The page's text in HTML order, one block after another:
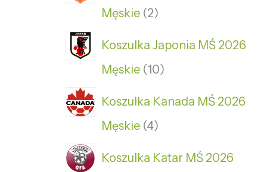
Męskie 2
Koszulka Japonia MŚ 2026
Męskie 10
Koszulka Kanada MŚ 2026
Męskie 4
Koszulka Katar MŚ 2026